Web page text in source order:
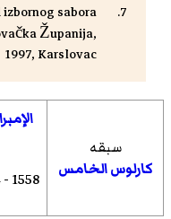
sabora
Županija,
1997, Karslovac
سبقه
كارلوس الخامس
1558 - 1564